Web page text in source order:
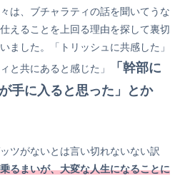
は、ブチャラティの話を聞いてうな
えることを上回る理由を探して裏切
ました。「トリッシュに共感した」
と共にあると感じた」
「幹部に
手に入ると思った」とか
ツがないとは言い切れないない訳
るまいが、大変な人生になることに